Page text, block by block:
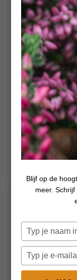
Blijf op de
meer.
Typ
je
naam
Typ
je
e-